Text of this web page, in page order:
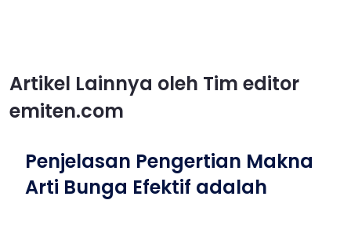
Artikel Lainnya oleh Tim editor
emiten.com
Penjelasan Pengertian Makna
Arti Bunga Efektif adalah